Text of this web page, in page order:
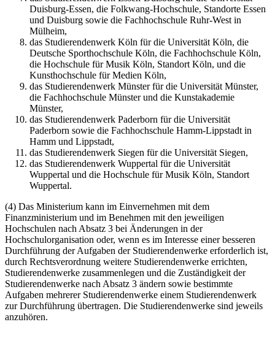
Duisburg-Essen, die Folkwang-Hochschule, Standorte Essen
und Duisburg sowie die Fachhochschule Ruhr-West in
Mülheim,
das Studierendenwerk Köln für die Universität Köln, die
Deutsche Sporthochschule Köln, die Fachhochschule Köln,
die Hochschule für Musik Köln, Standort Köln, und die
Kunsthochschule für Medien Köln,
das Studierendenwerk Münster für die Universität Münster,
die Fachhochschule Münster und die Kunstakademie
Münster,
das Studierendenwerk Paderborn für die Universität
Paderborn sowie die Fachhochschule Hamm-Lippstadt in
Hamm und Lippstadt,
das Studierendenwerk Siegen für die Universität Siegen,
das Studierendenwerk Wuppertal für die Universität
Wuppertal und die Hochschule für Musik Köln, Standort
Wuppertal.
(4) Das Ministerium kann im Einvernehmen mit dem
Finanzministerium und im Benehmen mit den jeweiligen
Hochschulen nach Absatz 3 bei Änderungen in der
Hochschulorganisation oder, wenn es im Interesse einer besseren
Durchführung der Aufgaben der Studierendenwerke erforderlich ist,
durch Rechtsverordnung weitere Studierendenwerke errichten,
Studierendenwerke zusammenlegen und die Zuständigkeit der
Studierendenwerke nach Absatz 3 ändern sowie bestimmte
Aufgaben mehrerer Studierendenwerke einem Studierendenwerk
zur Durchführung übertragen. Die Studierendenwerke sind jeweils
anzuhören.